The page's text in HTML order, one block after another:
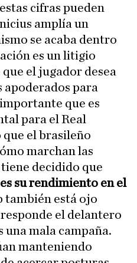
cifras pueden
amplía un
se acaba dentro
es un litigio
el jugador desea
apoderados para
que es
para el Real
el brasileño
marchan las
decidido que
su rendimiento en el
también está ojo
el delantero
mala campaña.
manteniendo